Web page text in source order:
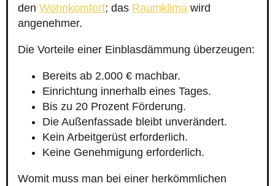
den Wohnkomfort; das Raumklima wird
angenehmer.
Die Vorteile einer Einblasdämmung überzeugen:
Bereits ab 2.000 € machbar.
Einrichtung innerhalb eines Tages.
Bis zu 20 Prozent Förderung.
Die Außenfassade bleibt unverändert.
Kein Arbeitgerüst erforderlich.
Keine Genehmigung erforderlich.
Womit muss man bei einer herkömmlichen